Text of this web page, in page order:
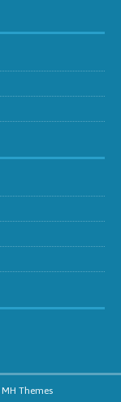
MH Themes